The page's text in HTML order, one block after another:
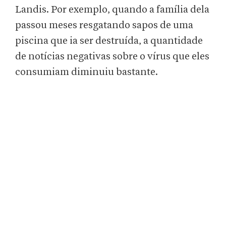
Landis. Por exemplo, quando a família dela
passou meses resgatando sapos de uma
piscina que ia ser destruída, a quantidade
de notícias negativas sobre o vírus que eles
consumiam diminuiu bastante.